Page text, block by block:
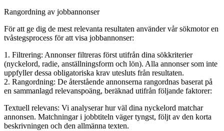
Rangordning av jobbannonser
För att ge dig de mest relevanta resultaten använder vår sökmotor en
tvåstegsprocess för att visa jobbannonser:
1. Filtrering: Annonser filtreras först utifrån dina sökkriterier
(nyckelord, radie, anställningsform och lön). Alla annonser som inte
uppfyller dessa obligatoriska krav utesluts från resultaten.
2. Rangordning: De återstående annonserna rangordnas baserat på
en sammanlagd relevanspoäng, beräknad utifrån följande faktorer:
Textuell relevans: Vi analyserar hur väl dina nyckelord matchar
annonsen. Matchningar i jobbtiteln väger tyngst, följt av den korta
beskrivningen och den allmänna texten.